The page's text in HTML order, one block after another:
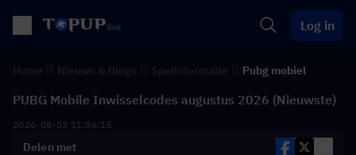
Log in
Pubg mobiel
PUBG Mobile Inwisselcodes augustus 2026 (Nieuwste)
2026-08-03 11:06:15
Delen met